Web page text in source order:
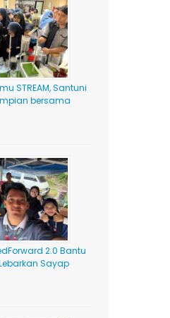
STREAM, Santuni
bersama
2.0 Bantu
Sayap